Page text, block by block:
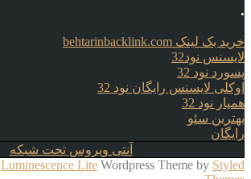
.
خرید بک لینک behtarinbacklink.com
لایسنس نود32
پسورد نود 32
اوکلی لایسنس رایگان نود 32
همیار نود 32
بهترین سئو
رایگان
آنتی ویروس تحت شبکه
Luminescence Lite Wordpress Theme by Styled